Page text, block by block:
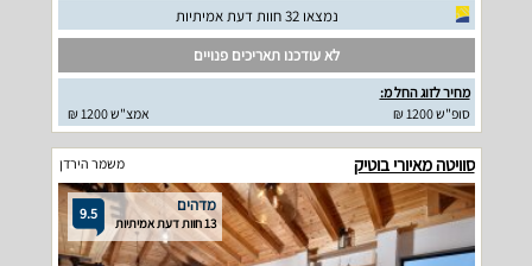
נמצאו 32 חוות דעת אמיתיות
לא עודכנו תאריכים פנויים
מחיר לזוג החל מ:
סופ"ש 1200 ₪
אמצ"ש 1200 ₪
סוויטה מאיורי בוטיק משמר הירדן
9.5 מדהים
13 חוות דעת אמיתיות